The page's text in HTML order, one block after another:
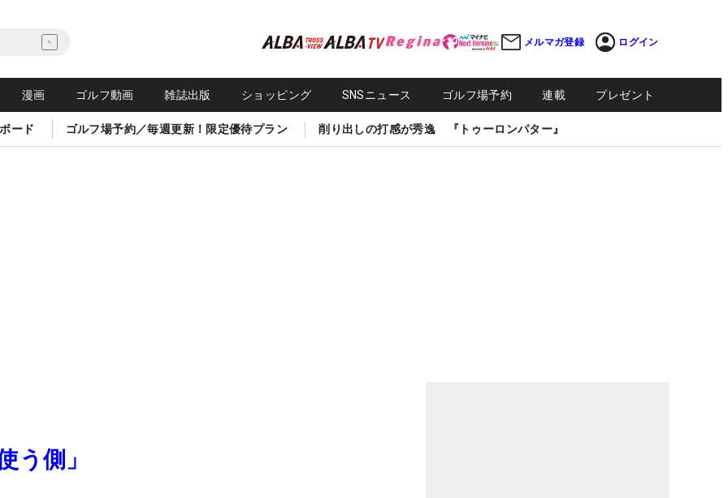
メルマガ登録 ログイン
漫画 ゴルフ動画 雑誌出版 ショッピング SNSニュース ゴルフ場予約 連載 プレゼント
ード ゴルフ場予約／毎週更新！限定優待プラン 削り出しの打感が秀逸 『トゥーロンパター』
う側」